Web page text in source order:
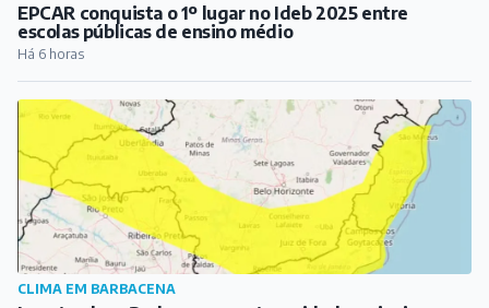
EPCAR conquista o 1º lugar no Ideb 2025 entre
escolas públicas de ensino médio
Há 6 horas
CLIMA EM BARBACENA